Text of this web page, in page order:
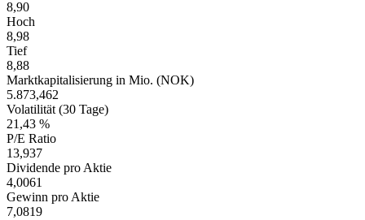
8,90
Hoch
8,98
Tief
8,88
Marktkapitalisierung in Mio. (NOK)
5.873,462
Volatilität (30 Tage)
21,43 %
P/E Ratio
13,937
Dividende pro Aktie
4,0061
Gewinn pro Aktie
7,0819